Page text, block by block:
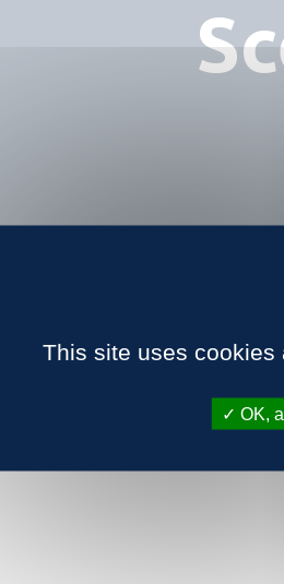
This site uses cookies
OK,